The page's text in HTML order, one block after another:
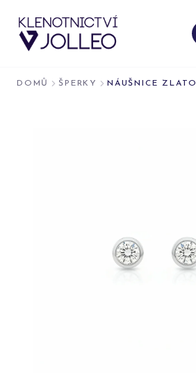
DOMŮ ŠPERKY NÁUŠNICE ZLATO